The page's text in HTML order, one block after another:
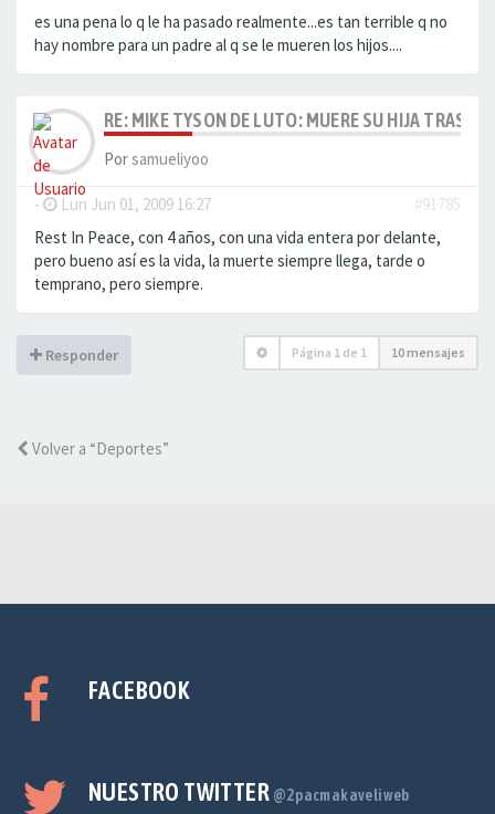
es una pena lo q le ha pasado realmente...es tan terrible q no
hay nombre para un padre al q se le mueren los hijos....
RE: MIKE TYSON DE LUTO: MUERE SU HIJA TRAS
Porsamueliyoo
- Lun Jun 01, 2009 16:27
#91785
Rest In Peace, con 4 años, con una vida entera por delante,
pero bueno así es la vida, la muerte siempre llega, tarde o
temprano, pero siempre.
Responder Página 1 de 1 10 mensajes
Volver a “Deportes”
FACEBOOK
NUESTRO TWITTER @2pacmakaveliweb